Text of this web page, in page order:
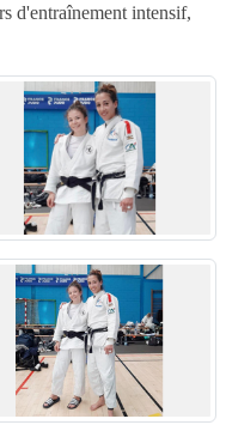
d'entraînement intensif,